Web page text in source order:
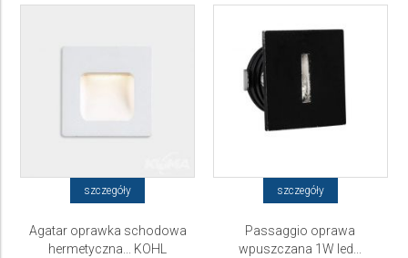
szczegóły
Agatar oprawka schodowa
hermetyczna... KOHL
szczegóły
Passaggio oprawa
wpuszczana 1W led...